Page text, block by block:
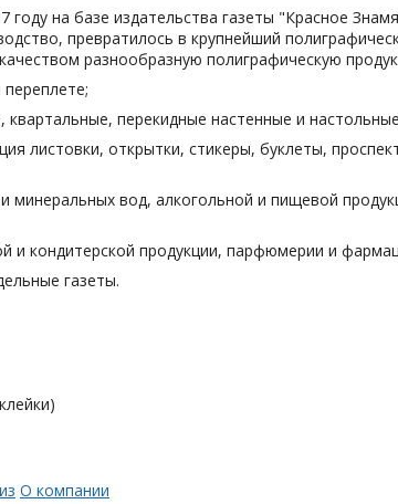
году на базе издательства газеты "Красное
превратилось в крупнейший
разнообразную полиграфическую
квартальные, перекидные настенные и
листовки, открытки, стикеры, буклеты,
и минеральных вод, алкогольной и пищевой
и кондитерской продукции, парфюмерии и
газеты.
О компании